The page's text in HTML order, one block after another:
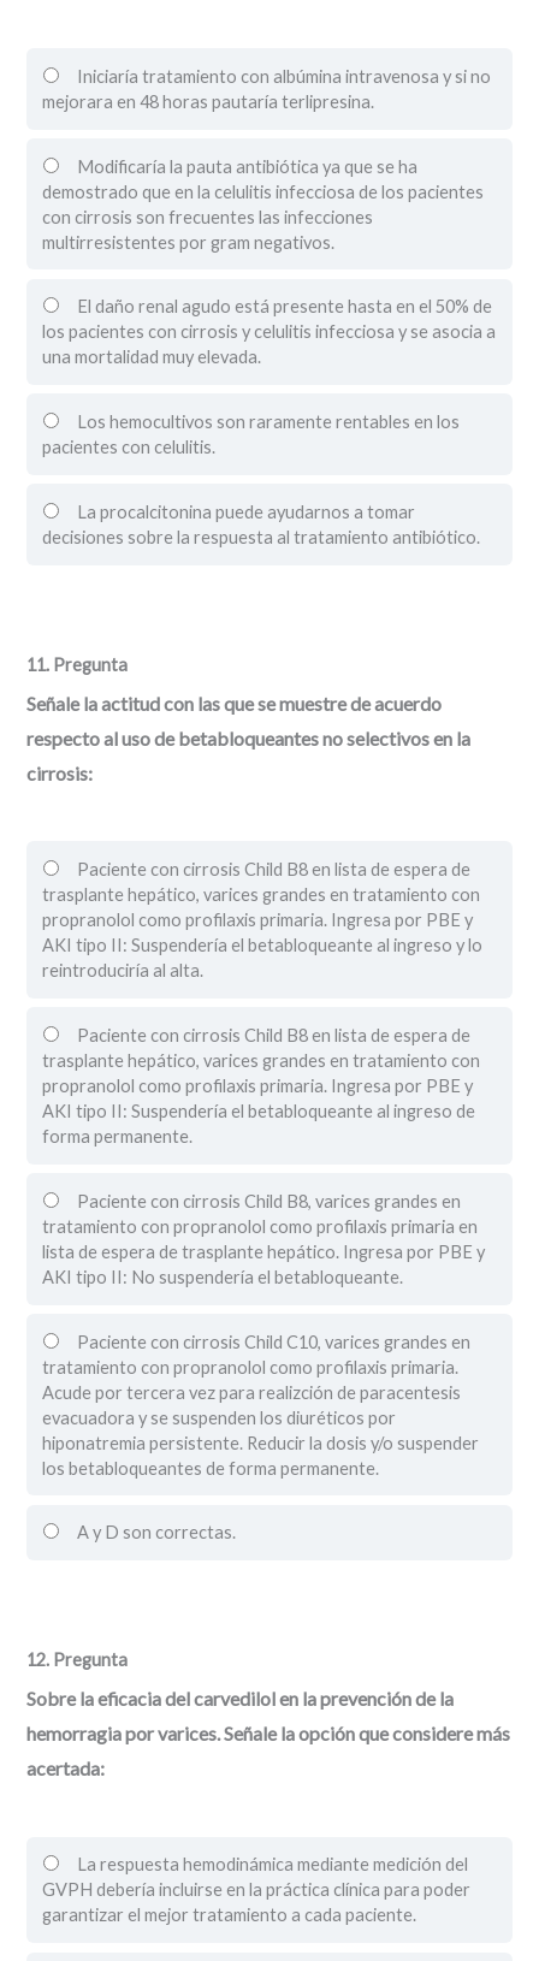
Iniciaría tratamiento con albúmina intravenosa y si no
mejorara en 48 horas pautaría terlipresina.
Modificaría la pauta antibiótica ya que se ha
demostrado que en la celulitis infecciosa de los pacientes
con cirrosis son frecuentes las infecciones
multirresistentes por gram negativos.
El daño renal agudo está presente hasta en el 50% de
los pacientes con cirrosis y celulitis infecciosa y se asocia a
una mortalidad muy elevada.
Los hemocultivos son raramente rentables en los
pacientes con celulitis.
La procalcitonina puede ayudarnos a tomar
decisiones sobre la respuesta al tratamiento antibiótico.
11. Pregunta
Señale la actitud con las que se muestre de acuerdo
respecto al uso de betabloqueantes no selectivos en la
cirrosis:
Paciente con cirrosis Child B8 en lista de espera de
trasplante hepático, varices grandes en tratamiento con
propranolol como profilaxis primaria. Ingresa por PBE y
AKI tipo II: Suspendería el betabloqueante al ingreso y lo
reintroduciría al alta.
Paciente con cirrosis Child B8 en lista de espera de
trasplante hepático, varices grandes en tratamiento con
propranolol como profilaxis primaria. Ingresa por PBE y
AKI tipo II: Suspendería el betabloqueante al ingreso de
forma permanente.
Paciente con cirrosis Child B8, varices grandes en
tratamiento con propranolol como profilaxis primaria en
lista de espera de trasplante hepático. Ingresa por PBE y
AKI tipo II: No suspendería el betabloqueante.
Paciente con cirrosis Child C10, varices grandes en
tratamiento con propranolol como profilaxis primaria.
Acude por tercera vez para realizción de paracentesis
evacuadora y se suspenden los diuréticos por
hiponatremia persistente. Reducir la dosis y/o suspender
los betabloqueantes de forma permanente.
A y D son correctas.
12. Pregunta
Sobre la eficacia del carvedilol en la prevención de la
hemorragia por varices. Señale la opción que considere más
acertada:
La respuesta hemodinámica mediante medición del
GVPH debería incluirse en la práctica clínica para poder
garantizar el mejor tratamiento a cada paciente.